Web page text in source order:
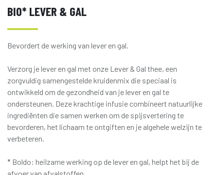
BIO* LEVER & GAL
Bevordert de werking van lever en gal.
Verzorg je lever en gal met onze Lever & Gal thee, een
zorgvuldig samengestelde kruidenmix die speciaal is
ontwikkeld om de gezondheid van je lever en gal te
ondersteunen. Deze krachtige infusie combineert natuurlijke
ingrediënten die samen werken om de spijsvertering te
bevorderen, het lichaam te ontgiften en je algehele welzijn te
verbeteren.
* Boldo: heilzame werking op de lever en gal, helpt het bij de